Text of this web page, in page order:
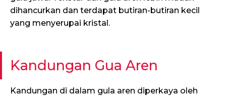
dihancurkan dan terdapat butiran-butiran kecil
yang menyerupai kristal.
Kandungan Gua Aren
Kandungan di dalam gula aren diperkaya oleh